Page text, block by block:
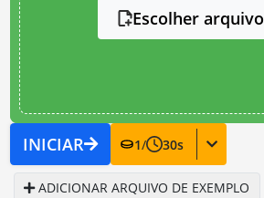
Escolher arquivo
INICIAR 1/ 30s
ADICIONAR ARQUIVO DE EXEMPLO